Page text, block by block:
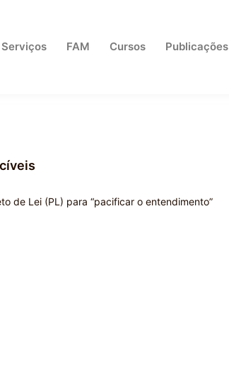
Serviços FAM Cursos Publicações
de Lei (PL) para “pacificar o entendimento”